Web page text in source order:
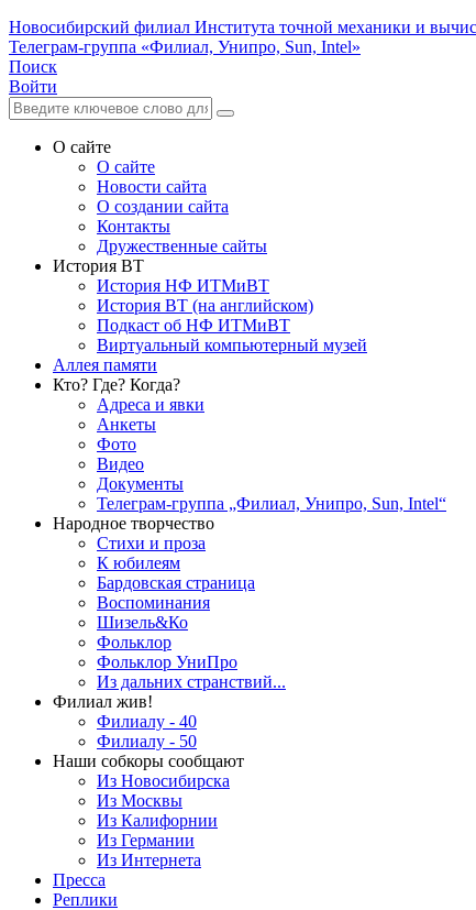
Новосибирский филиал Института точной механики и
Телеграм-группа «Филиал, Унипро, Sun, Intel»
Поиск
Войти
О сайте
О сайте
Новости сайта
О создании сайта
Контакты
Дружественные сайты
История ВТ
История НФ ИТМиВТ
История ВТ (на английском)
Подкаст об НФ ИТМиВТ
Виртуальный компьютерный музей
Аллея памяти
Кто? Где? Когда?
Адреса и явки
Анкеты
Фото
Видео
Документы
Телеграм-группа „Филиал, Унипро, Sun, Intel“
Народное творчество
Стихи и проза
К юбилеям
Бардовская страница
Воспоминания
Шизель&Ко
Фольклор
Фольклор УниПро
Из дальних странствий...
Филиал жив!
Филиалу - 40
Филиалу - 50
Наши собкоры сообщают
Из Новосибирска
Из Москвы
Из Калифорнии
Из Германии
Из Интернета
Пресса
Реплики